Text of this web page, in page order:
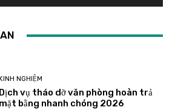
KINH NGHIỆM
Dịch vụ tháo dỡ văn phòng hoàn trả
mặt bằng nhanh chóng 2026